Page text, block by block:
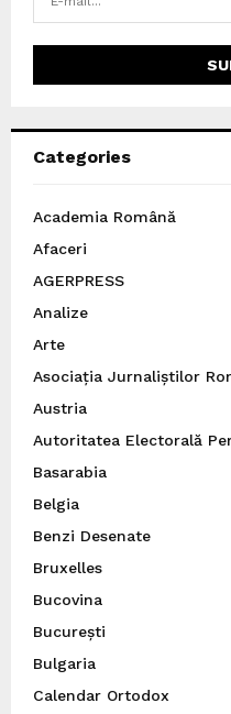
Categories
Academia Română
Afaceri
AGERPRESS
Analize
Arte
Asociația Jurnaliștilor
Austria
Autoritatea Electorală
Basarabia
Belgia
Benzi Desenate
Bruxelles
Bucovina
București
Bulgaria
Calendar Ortodox